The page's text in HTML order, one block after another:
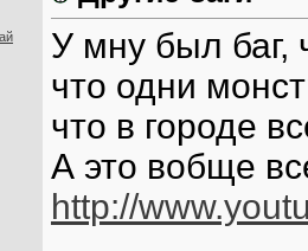
У мну был баг,
что одни
что в городе
А это вобще
http://